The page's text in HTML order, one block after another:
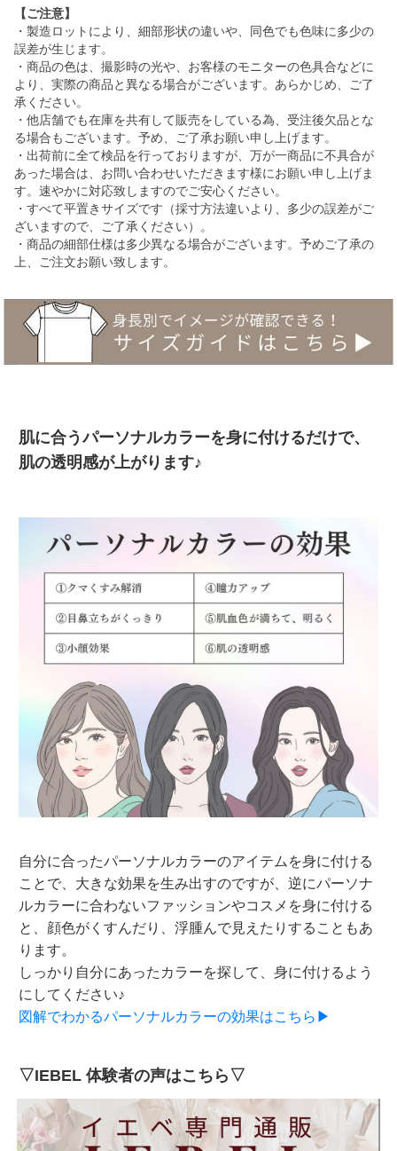
【ご注意】
・製造ロットにより、細部形状の違いや、同色でも色味に多少の
誤差が生じます。
・商品の色は、撮影時の光や、お客様のモニターの色具合などに
より、実際の商品と異なる場合がございます。あらかじめ、ご了
承ください。
・他店舗でも在庫を共有して販売をしている為、受注後欠品とな
る場合もございます。予め、ご了承お願い申し上げます。
・出荷前に全て検品を行っておりますが、万が一商品に不具合が
あった場合は、お問い合わせいただきます様にお願い申し上げま
す。速やかに対応致しますのでご安心ください。
・すべて平置きサイズです（採寸方法違いより、多少の誤差がご
ざいますので、ご了承ください）。
・商品の細部仕様は多少異なる場合がございます。予めご了承の
上、ご注文お願い致します。
肌に合うパーソナルカラーを身に付けるだけで、
肌の透明感が上がります♪
自分に合ったパーソナルカラーのアイテムを身に付ける
ことで、大きな効果を生み出すのですが、逆にパーソナ
ルカラーに合わないファッションやコスメを身に付ける
と、顔色がくすんだり、浮腫んで見えたりすることもあ
ります。
しっかり自分にあったカラーを探して、身に付けるよう
にしてください♪
図解でわかるパーソナルカラーの効果はこちら▶
▽IEBEL 体験者の声はこちら▽